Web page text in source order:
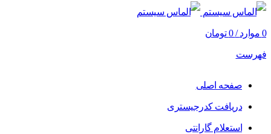
0 موارد /
0 تومان
فهرست
صفحه اصلی
دریافت کدرجیستری
استعلام گارانتی